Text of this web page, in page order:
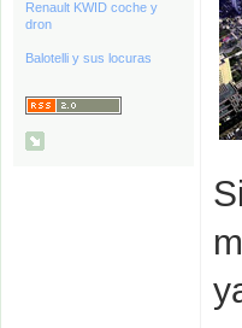
Renault KWID coche y
dron
Balotelli y sus locuras